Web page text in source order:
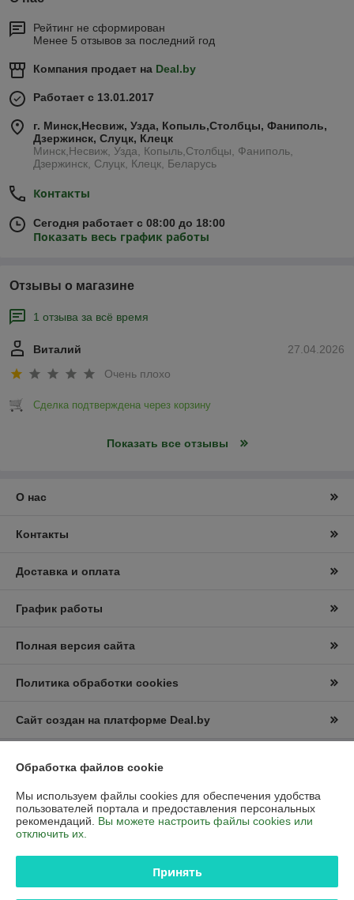
Рейтинг не сформирован
Менее 5 отзывов за последний год
Компания продает на Deal.by
Работает с 13.01.2017
г. Минск,Несвиж, Узда, Копыль,Столбцы, Фаниполь,
Дзержинск, Слуцк, Клецк
Минск,Несвиж, Узда, Копыль,Столбцы, Фаниполь,
Дзержинск, Слуцк, Клецк, Беларусь
Контакты
Сегодня работает с 08:00 до 18:00
Показать весь график работы
Отзывы о магазине
1 отзыва за всё время
27.04.2026
Виталий
Очень плохо
Сделка подтверждена через корзину
Показать все отзывы
О нас
Контакты
Доставка и оплата
График работы
Полная версия сайта
Политика обработки cookies
Сайт создан на платформе Deal.by
Информация для покупателя
Юридическое лицо:Частное торговое унитарное предприятие
«АЛ-2Д»
223411Рб,Минская область ,г.Несвиж, ул. Кутузова 15.
Обработка файлов cookie
Мы используем файлы cookies для обеспечения удобства
пользователей портала и предоставления персональных
рекомендаций. Вы можете настроить файлы cookies или
отключить их.
Принять